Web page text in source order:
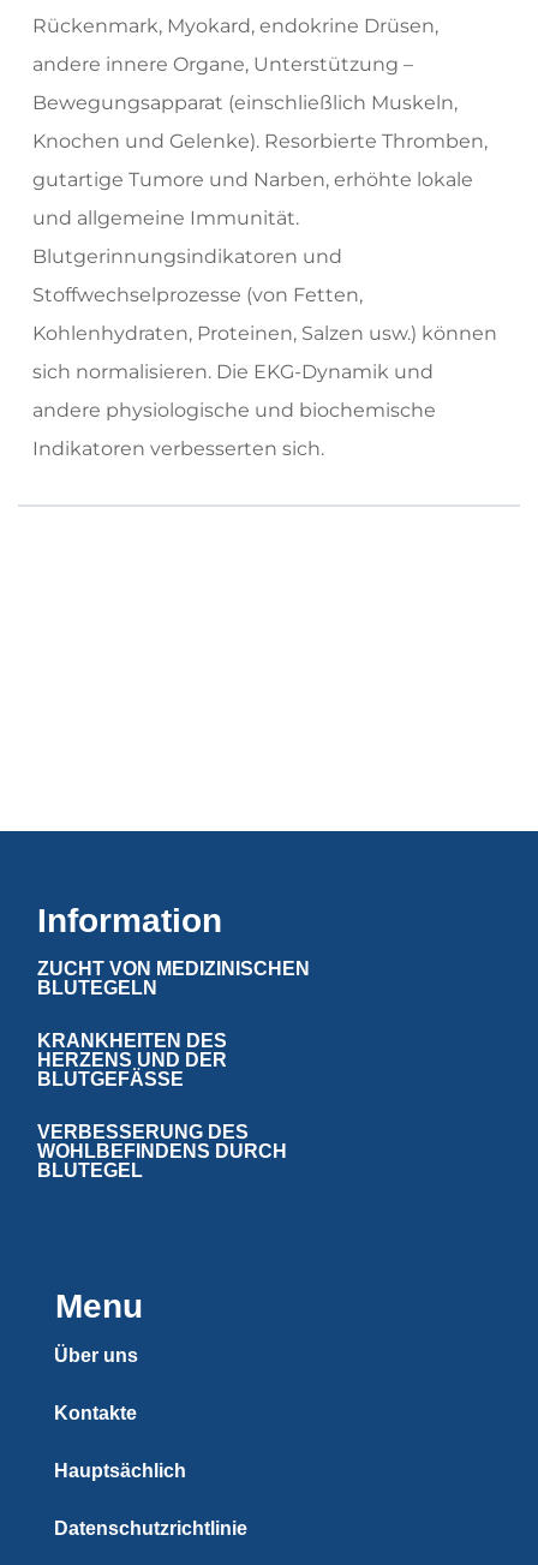
Rückenmark, Myokard, endokrine Drüsen,
andere innere Organe, Unterstützung –
Bewegungsapparat (einschließlich Muskeln,
Knochen und Gelenke). Resorbierte Thromben,
gutartige Tumore und Narben, erhöhte lokale
und allgemeine Immunität.
Blutgerinnungsindikatoren und
Stoffwechselprozesse (von Fetten,
Kohlenhydraten, Proteinen, Salzen usw.) können
sich normalisieren. Die EKG-Dynamik und
andere physiologische und biochemische
Indikatoren verbesserten sich.
Information
ZUCHT VON MEDIZINISCHEN
BLUTEGELN
KRANKHEITEN DES
HERZENS UND DER
BLUTGEFÄSSE
VERBESSERUNG DES
WOHLBEFINDENS DURCH
BLUTEGEL
Menu
Über uns
Kontakte
Hauptsächlich
Datenschutzrichtlinie